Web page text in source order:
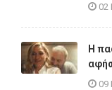
02
Η
09